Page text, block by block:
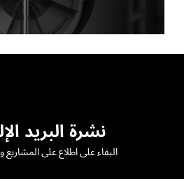
نشرة البريد
البقاء على اطلاع على المشاريع